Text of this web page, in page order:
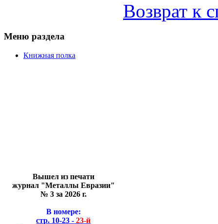
Возврат к
Меню раздела
Книжная полка
Вышел из печати
журнал "Металлы Евразии"
№ 3 за 2026 г.
В номере:
стр. 10-23 - 23-й